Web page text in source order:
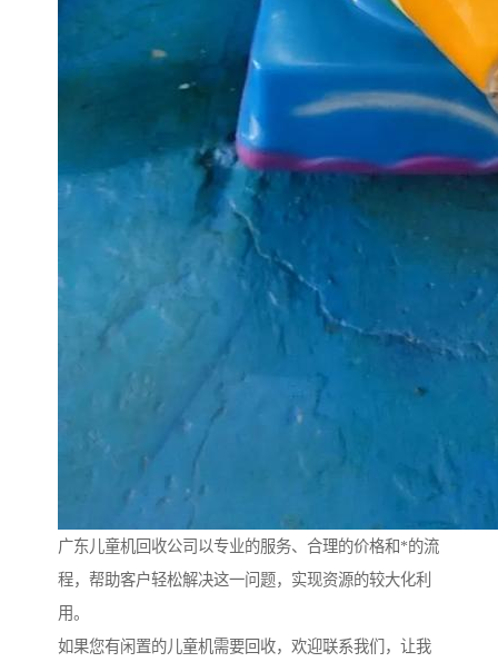
广东儿童机回收公司以专业的服务、合理的价格和*的流
程，帮助客户轻松解决这一问题，实现资源的较大化利
用。
如果您有闲置的儿童机需要回收，欢迎联系我们，让我